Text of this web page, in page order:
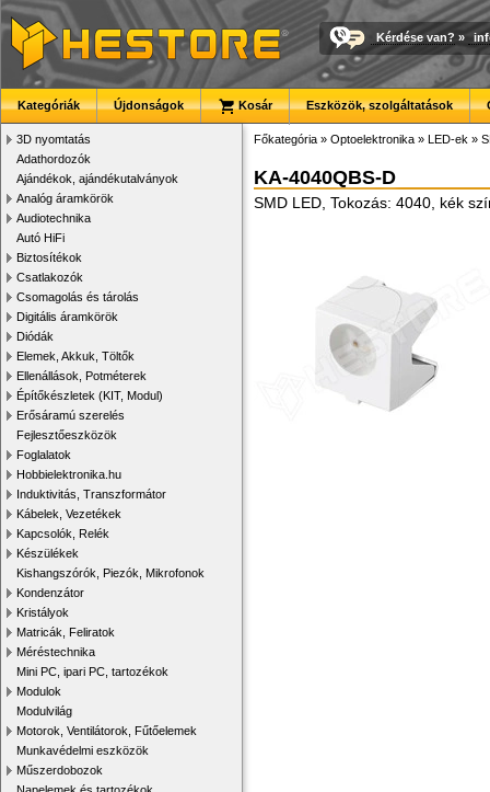
Kérdése van? »
Kategóriák Újdonságok Kosár Eszközök, szolgáltatások
3D nyomtatás
Adathordozók
Ajándékok, ajándékutalványok
Analóg áramkörök
Audiotechnika
Autó HiFi
Biztosítékok
Csatlakozók
Csomagolás és tárolás
Digitális áramkörök
Diódák
Elemek, Akkuk, Töltők
Ellenállások, Potméterek
Építőkészletek (KIT, Modul)
Erősáramú szerelés
Fejlesztőeszközök
Foglalatok
Hobbielektronika.hu
Induktivitás, Transzformátor
Kábelek, Vezetékek
Kapcsolók, Relék
Készülékek
Kishangszórók, Piezók, Mikrofonok
Kondenzátor
Kristályok
Matricák, Feliratok
Méréstechnika
Mini PC, ipari PC, tartozékok
Modulok
Modulvilág
Motorok, Ventilátorok, Fűtőelemek
Munkavédelmi eszközök
Műszerdobozok
Főkategória » Optoelektronika » LED-ek »
KA-4040QBS-D
SMD LED, Tokozás: 4040, kék